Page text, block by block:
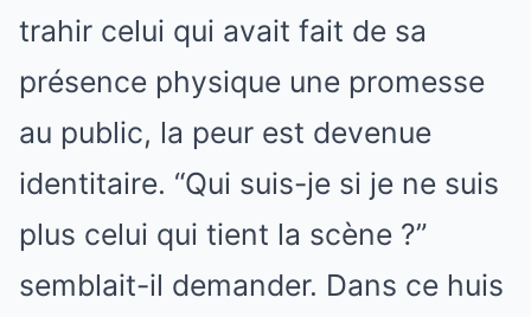
trahir celui qui avait fait de sa
présence physique une promesse
au public, la peur est devenue
identitaire. “Qui suis-je si je ne suis
plus celui qui tient la scène ?”
semblait-il demander. Dans ce huis